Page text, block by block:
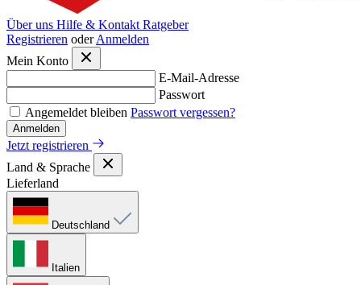
Über uns Hilfe & Kontakt Ratgeber
Registrieren oder Anmelden
Mein Konto
E-Mail-Adresse
Passwort
Angemeldet bleiben Passwort vergessen?
Anmelden
Jetzt registrieren
Land & Sprache
Lieferland
Deutschland
Italien